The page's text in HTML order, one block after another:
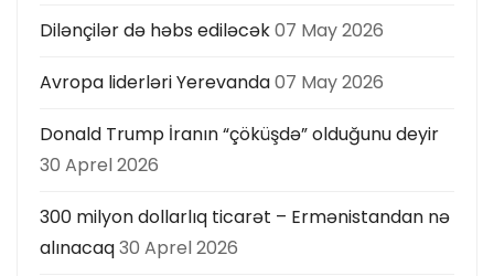
Dilənçilər də həbs ediləcək07 May 2026
Avropa liderləri Yerevanda07 May 2026
Donald Trump İranın “çöküşdə” olduğunu deyir
30 Aprel 2026
300 milyon dollarlıq ticarət – Ermənistandan nə
alınacaq30 Aprel 2026